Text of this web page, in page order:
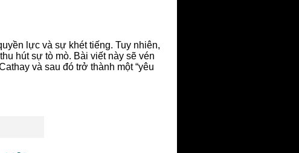
lực và sự khét tiếng. Tuy nhiên,
hút sự tò mò. Bài viết này sẽ vén
và sau đó trở thành một “yêu